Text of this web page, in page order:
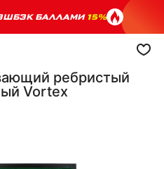
БАЛЛАМИ15%
ребристый
Vortex